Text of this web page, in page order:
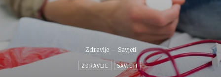
Zdravlje Savjeti
ZDRAVLJE SAVJETI